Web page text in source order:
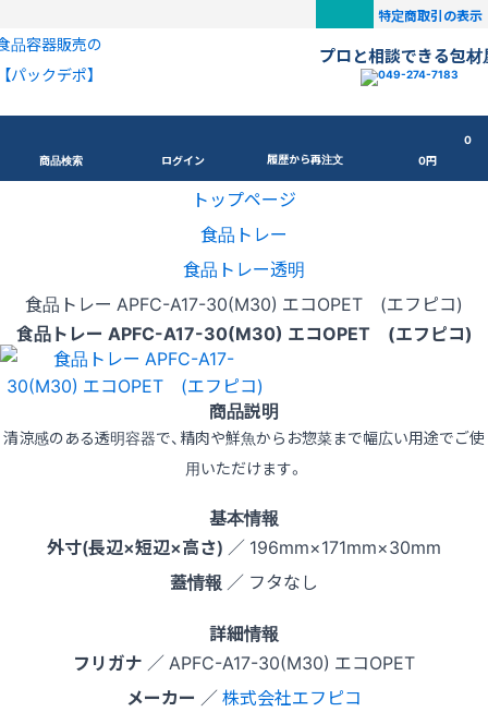
特定商取引の表示
品容器販売の
【パックデポ】
プロと相談できる包材
商品検索 ログイン 履歴から再注文
0
0円
トップページ
食品トレー
食品トレー透明
食品トレー APFC-A17-30(M30) エコOPET (エフピコ)
食品トレー APFC-A17-30(M30) エコOPET (エフピコ)
商品説明
清涼感のある透明容器で、精肉や鮮魚からお惣菜まで幅広い用途でご使
用いただけます。
基本情報
外寸(長辺×短辺×高さ) ／ 196mm×171mm×30mm
蓋情報 ／ フタなし
詳細情報
フリガナ ／ APFC-A17-30(M30) エコOPET
メーカー ／株式会社エフピコ